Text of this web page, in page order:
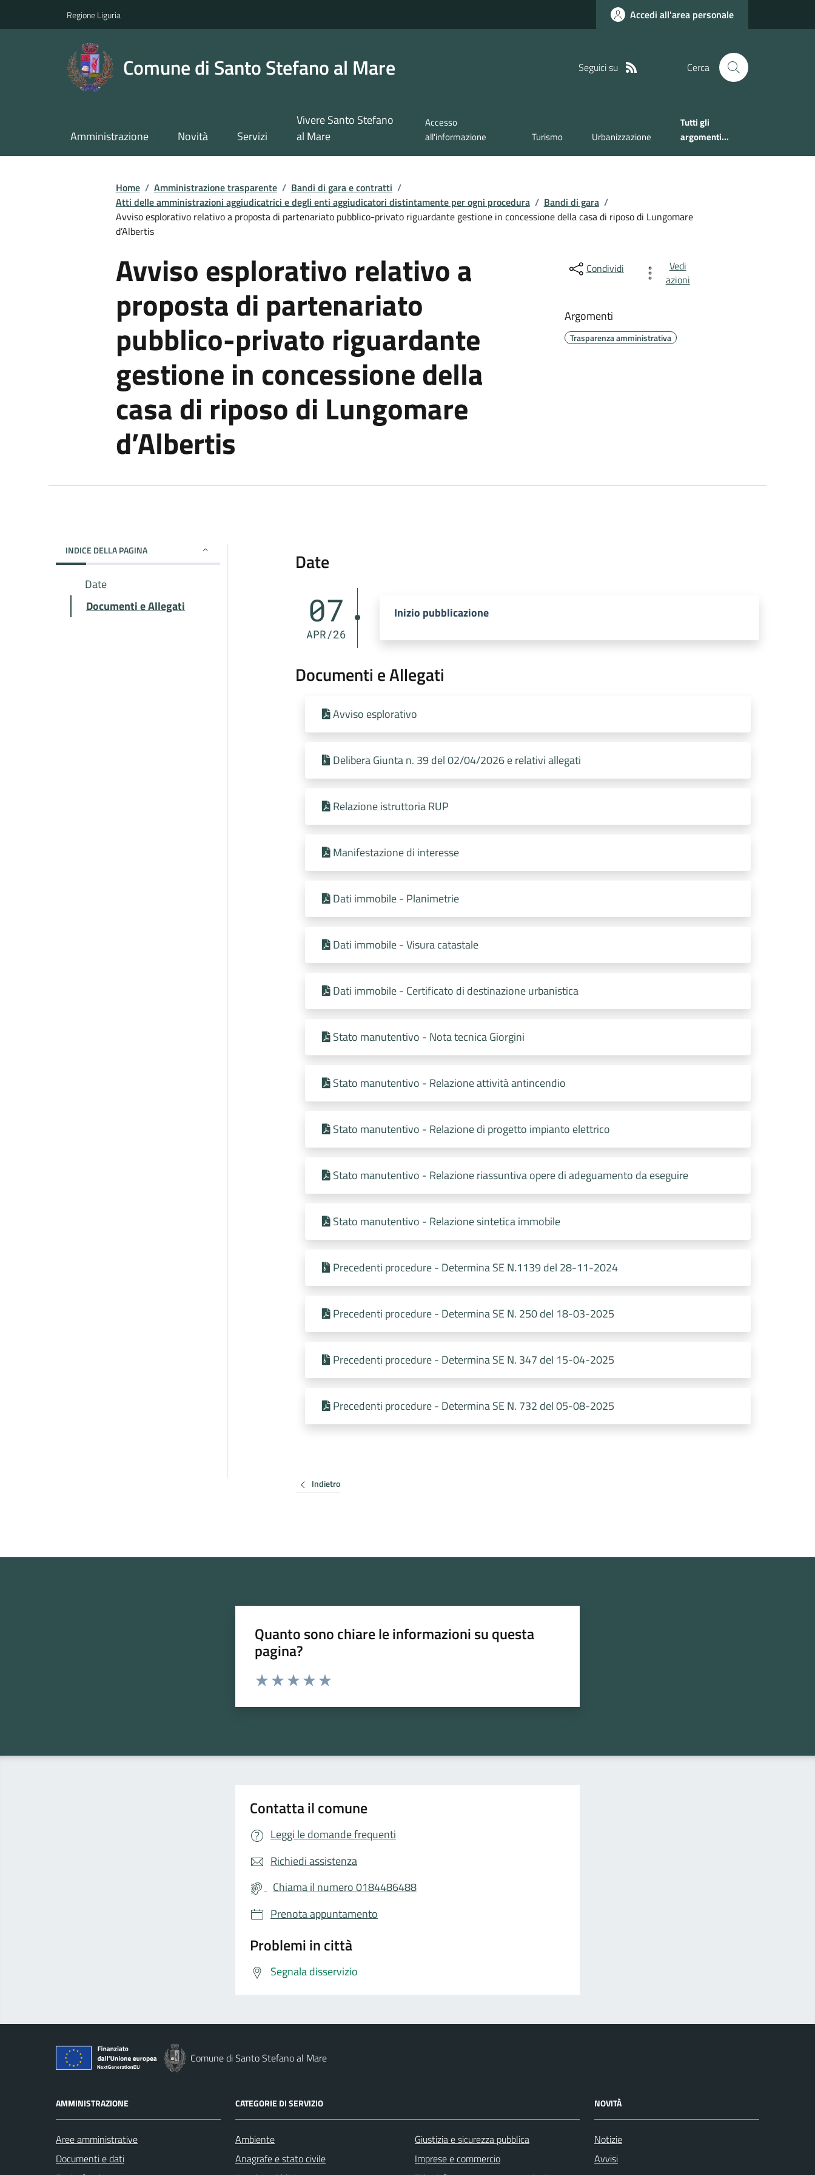
Regione Liguria Accedi all'area personale
Comune di Santo Stefano al Mare Seguici su Cerca
Amministrazione Novità Servizi
Vivere Santo Stefano
al Mare
Accesso
all'informazione
Turismo Urbanizzazione
Tutti gli
argomenti...
Home / Amministrazione trasparente / Bandi di gara e contratti /
Atti delle amministrazioni aggiudicatrici e degli enti aggiudicatori distintamente per ogni procedura / Bandi di gara /
Avviso esplorativo relativo a proposta di partenariato pubblico-privato riguardante gestione in concessione della casa di riposo di Lungomare
d’Albertis
Avviso esplorativo relativo a
proposta di partenariato
pubblico-privato riguardante
gestione in concessione della
casa di riposo di Lungomare
d’Albertis
Condividi
Vedi
azioni
Argomenti
Trasparenza amministrativa
INDICE DELLA PAGINA
Date
Documenti e Allegati
Date
07
APR/26
Inizio pubblicazione
Documenti e Allegati
Avviso esplorativo
Delibera Giunta n. 39 del 02/04/2026 e relativi allegati
Relazione istruttoria RUP
Manifestazione di interesse
Dati immobile - Planimetrie
Dati immobile - Visura catastale
Dati immobile - Certificato di destinazione urbanistica
Stato manutentivo - Nota tecnica Giorgini
Stato manutentivo - Relazione attività antincendio
Stato manutentivo - Relazione di progetto impianto elettrico
Stato manutentivo - Relazione riassuntiva opere di adeguamento da eseguire
Stato manutentivo - Relazione sintetica immobile
Precedenti procedure - Determina SE N.1139 del 28-11-2024
Precedenti procedure - Determina SE N. 250 del 18-03-2025
Precedenti procedure - Determina SE N. 347 del 15-04-2025
Precedenti procedure - Determina SE N. 732 del 05-08-2025
Indietro
Quanto sono chiare le informazioni su questa
pagina?
Valuta da 1 a 5 stelle la pagina
Contatta il comune
Leggi le domande frequenti
Richiedi assistenza
Chiama il numero 0184486488
Prenota appuntamento
Problemi in città
Segnala disservizio
Comune di Santo Stefano al Mare
AMMINISTRAZIONE
Aree amministrative
Documenti e dati
CATEGORIE DI SERVIZIO
Ambiente
Anagrafe e stato civile
Giustizia e sicurezza pubblica
Imprese e commercio
NOVITÀ
Notizie
Avvisi